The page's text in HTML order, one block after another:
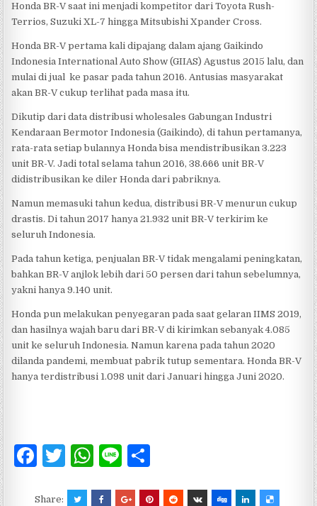
Honda BR-V saat ini menjadi kompetitor dari Toyota Rush-
Terrios, Suzuki XL-7 hingga Mitsubishi Xpander Cross.
Honda BR-V pertama kali dipajang dalam ajang Gaikindo
Indonesia International Auto Show (GIIAS) Agustus 2015 lalu, dan
mulai di jual ke pasar pada tahun 2016. Antusias masyarakat
akan BR-V cukup terlihat pada masa itu.
Dikutip dari data distribusi wholesales Gabungan Industri
Kendaraan Bermotor Indonesia (Gaikindo), di tahun pertamanya,
rata-rata setiap bulannya Honda bisa mendistribusikan 3.223
unit BR-V. Jadi total selama tahun 2016, 38.666 unit BR-V
didistribusikan ke diler Honda dari pabriknya.
Namun memasuki tahun kedua, distribusi BR-V menurun cukup
drastis. Di tahun 2017 hanya 21.932 unit BR-V terkirim ke
seluruh Indonesia.
Pada tahun ketiga, penjualan BR-V tidak mengalami peningkatan,
bahkan BR-V anjlok lebih dari 50 persen dari tahun sebelumnya,
yakni hanya 9.140 unit.
Honda pun melakukan penyegaran pada saat gelaran IIMS 2019,
dan hasilnya wajah baru dari BR-V di kirimkan sebanyak 4.085
unit ke seluruh Indonesia. Namun karena pada tahun 2020
dilanda pandemi, membuat pabrik tutup sementara. Honda BR-V
hanya terdistribusi 1.098 unit dari Januari hingga Juni 2020.
F
T
W Li
Share: